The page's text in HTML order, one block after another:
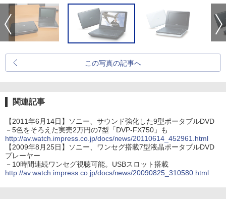
この写真の記事へ
関連記事
【2011年6月14日】ソニー、サウンド強化した9型ポータブルDVD
－5色をそろえた実売2万円の7型「DVP-FX750」も
http://av.watch.impress.co.jp/docs/news/20110614_452961.html
【2009年8月25日】ソニー、ワンセグ搭載7型液晶ポータブルDVD
プレーヤー
－10時間連続ワンセグ視聴可能。USBスロット搭載
http://av.watch.impress.co.jp/docs/news/20090825_310580.html